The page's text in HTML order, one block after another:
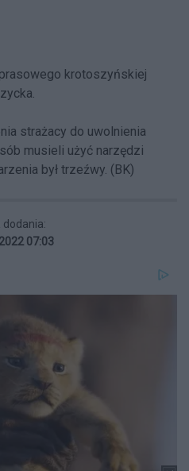
krotoszyńskiej
strażacy do uwolnienia
musieli użyć narzędzi
był trzeźwy. (BK)
dodania:
07:03